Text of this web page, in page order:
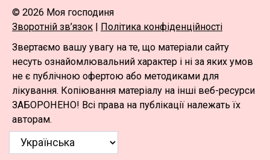
© 2026 Моя господиня
Зворотній зв’язок | Політика конфіденційності
Звертаємо вашу увагу на те, що матеріали сайту
несуть ознайомлювальний характер і ні за яких умов
не є публічною офертою або методиками для
лікування. Копіювання матеріалу на інші веб-ресурси
ЗАБОРОНЕНО! Всі права на публікації належать їх
авторам.